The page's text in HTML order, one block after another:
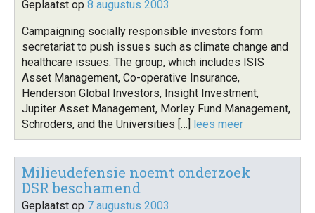
Geplaatst op 8 augustus 2003
Campaigning socially responsible investors form
secretariat to push issues such as climate change and
healthcare issues. The group, which includes ISIS
Asset Management, Co-operative Insurance,
Henderson Global Investors, Insight Investment,
Jupiter Asset Management, Morley Fund Management,
Schroders, and the Universities […] lees meer
Milieudefensie noemt onderzoek
DSR beschamend
Geplaatst op 7 augustus 2003